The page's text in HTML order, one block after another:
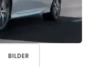
BILDER